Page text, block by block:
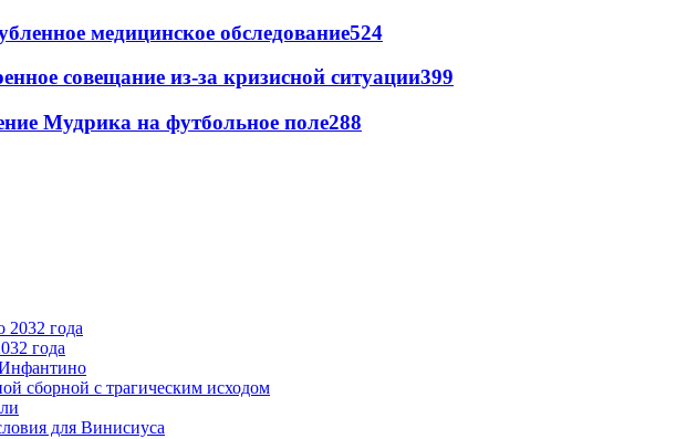
медицинское обследование524
совещание из-за кризисной ситуации399
Мудрика на футбольное поле288
года
сборной с трагическим исходом
для Винисиуса